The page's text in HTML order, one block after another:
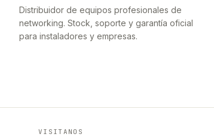
Distribuidor de equipos profesionales de
networking. Stock, soporte y garantía oficial
para instaladores y empresas.
VISITANOS